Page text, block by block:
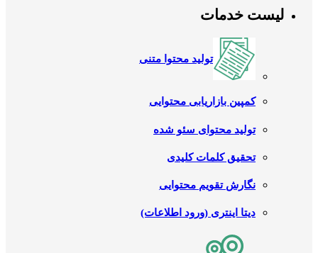
لیست خدمات
تولید محتوا متنی
کمپین بازاریابی محتوایی
تولید محتوای سئو شده
تحقیق کلمات کلیدی
نگارش تقویم محتوایی
دیتا اینتری (ورود اطلاعات)